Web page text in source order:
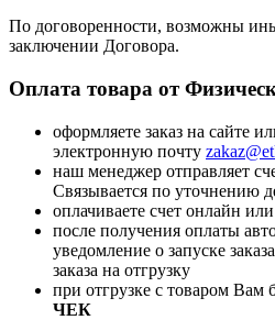
По договоренности, возможны
заключении Договора.
Оплата товара от
оформляете заказ на сайте
электронную почту
наш менеджер отправляет
Связывается по уточнению
оплачиваете счет онлайн
после получения оплаты
уведомление о запуске
заказа на отгрузку
при отгрузке с товаром Вам
ЧЕК